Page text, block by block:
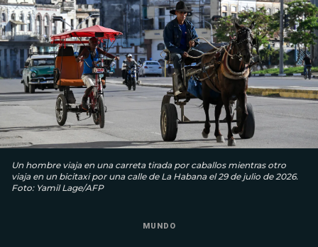
Un hombre viaja en una carreta tirada por caballos mientras otro
viaja en un bicitaxi por una calle de La Habana el 29 de julio de 2026.
Foto: Yamil Lage/AFP
MUNDO